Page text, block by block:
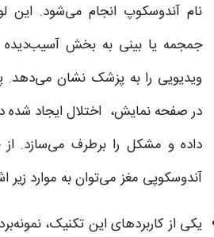
نام آندوسکوپ انجام می‌شود. این
جمجمه یا بینی به بخش آسیب‌دیده
ویدیویی را به پزشک نشان می‌دهد.
در صفحه نمایش، اختلال ایجاد شده
داده و مشکل را برطرف می‌سازد. از
آندوسکوپی مغز می‌توان به موارد زیر
یکی از کاربردهای این تکنیک،